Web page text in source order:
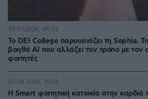
Το DEI College παρουσιάζει τη Sophia.
βοηθό AI που αλλάζει τον τρόπο με τον
φοιτητές
30.07.2026, 09:33
Η Smart φοιτητική κατοικία στην
03.08.2026, 10:56